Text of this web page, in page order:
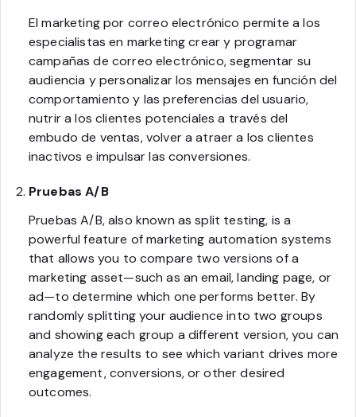
El marketing por correo electrónico permite a los
especialistas en marketing crear y programar
campañas de correo electrónico, segmentar su
audiencia y personalizar los mensajes en función del
comportamiento y las preferencias del usuario,
nutrir a los clientes potenciales a través del
embudo de ventas, volver a atraer a los clientes
inactivos e impulsar las conversiones.
Pruebas A/B
Pruebas A/B, also known as split testing, is a
powerful feature of marketing automation systems
that allows you to compare two versions of a
marketing asset—such as an email, landing page, or
ad—to determine which one performs better. By
randomly splitting your audience into two groups
and showing each group a different version, you can
analyze the results to see which variant drives more
engagement, conversions, or other desired
outcomes.